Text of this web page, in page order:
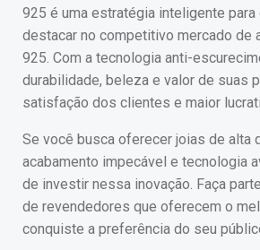
925 é uma estratégia inteligente
destacar no competitivo mercado de
925. Com a tecnologia anti-
durabilidade, beleza e valor de suas
satisfação dos clientes e maior
Se você busca oferecer joias de alta
acabamento impecável e tecnologia
de investir nessa inovação. Faça
de revendedores que oferecem o
conquiste a preferência do seu